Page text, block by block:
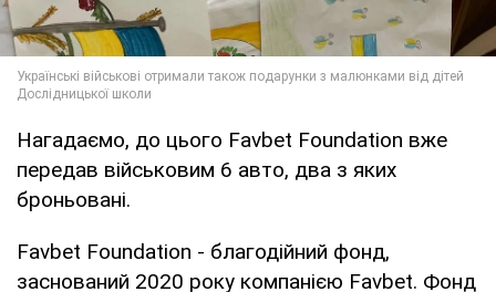
Нагадаємо, до цього Favbet Foundation вже
передав військовим 6 авто, два з яких
броньовані.
Favbet Foundation - благодійний фонд,
заснований 2020 року компанією Favbet. Фонд